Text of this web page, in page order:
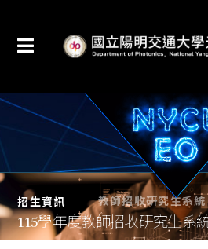
國立陽明交通大學光
招生資訊 教師招收研究生系統
115學年度教師招收研究生系